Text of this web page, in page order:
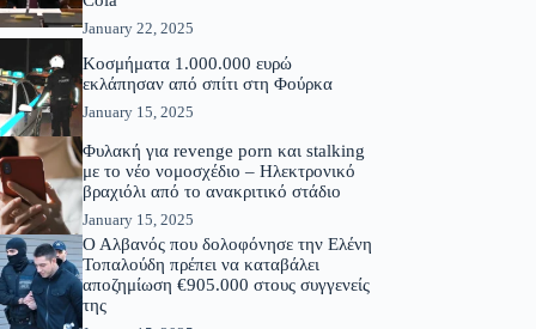
January 22, 2025
Κοσμήματα 1.000.000 ευρώ
εκλάπησαν από σπίτι στη Φούρκα
January 15, 2025
Φυλακή για revenge porn και stalking
με το νέο νομοσχέδιο – Ηλεκτρονικό
βραχιόλι από το ανακριτικό στάδιο
January 15, 2025
Ο Αλβανός που δολοφόνησε την Ελένη
Τοπαλούδη πρέπει να καταβάλει
αποζημίωση €905.000 στους συγγενείς
της